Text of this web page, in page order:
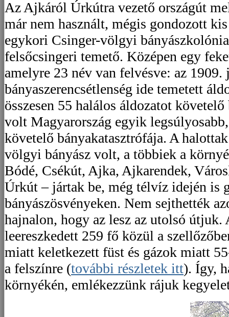
Az Ajkáról Úrkútra vezető országút
már nem használt, mégis gondozott
egykori Csinger-völgyi
felsőcsingeri temető. Középen egy
amelyre 23 név van felvésve: az 1909.
bányaszerencsétlenség ide temetett
összesen 55 halálos áldozatot követelő
volt Magyarország egyik
követelő bányakatasztrófája. A
völgyi bányász volt, a többiek a
Bódé, Csékút, Ajka, Ajkarendek,
Úrkút – jártak be, még télvíz idején is
bányászösvényeken. Nem sejthették
hajnalon, hogy az lesz az utolsó útjuk.
leereszkedett 259 fő közül a
miatt keletkezett füst és gázok miatt
a felszínre (további részletek itt). Így,
környékén, emlékezzünk rájuk